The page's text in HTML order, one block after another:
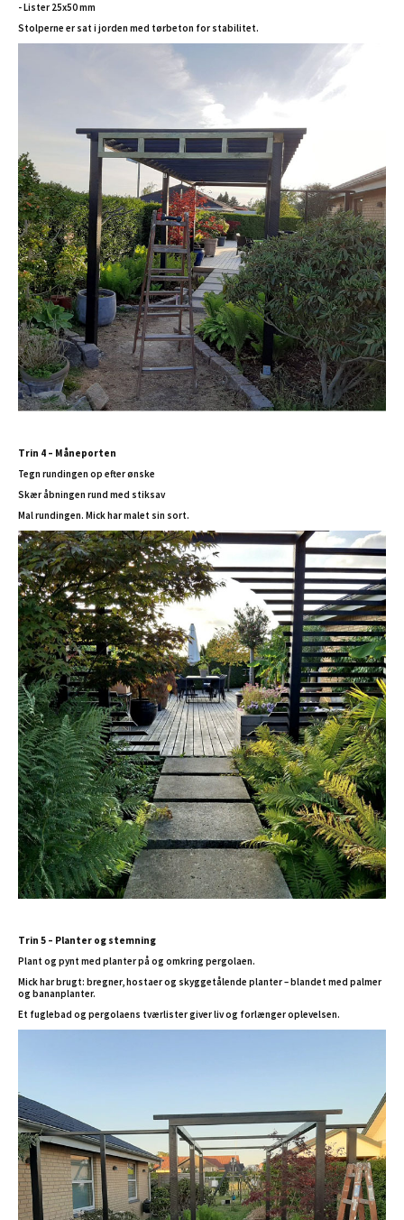
- Lister 25x50 mm
Stolperne er sat i jorden med tørbeton for stabilitet.
Trin 4 – Måneporten
Tegn rundingen op efter ønske
Skær åbningen rund med stiksav
Mal rundingen. Mick har malet sin sort.
Trin 5 – Planter og stemning
Plant og pynt med planter på og omkring pergolaen.
Mick har brugt: bregner, hostaer og skyggetålende planter – blandet med palmer
og bananplanter.
Et fuglebad og pergolaens tværlister giver liv og forlænger oplevelsen.